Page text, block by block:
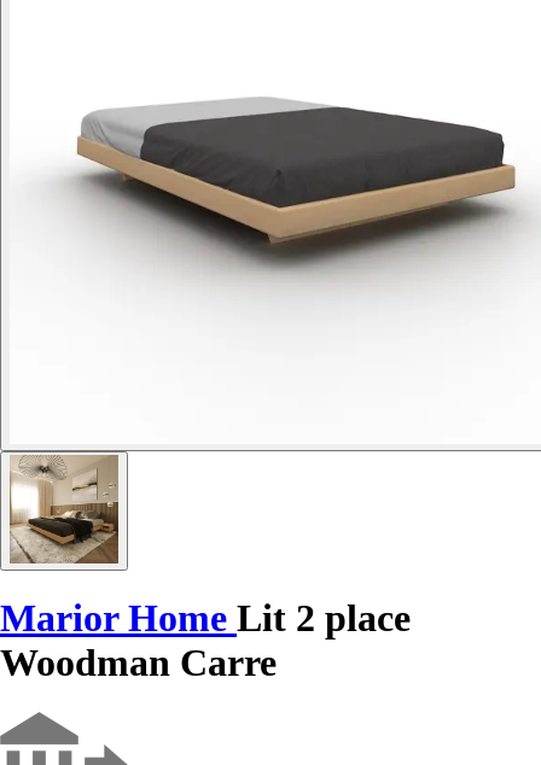
Marior Home Lit 2 place
Woodman Carre